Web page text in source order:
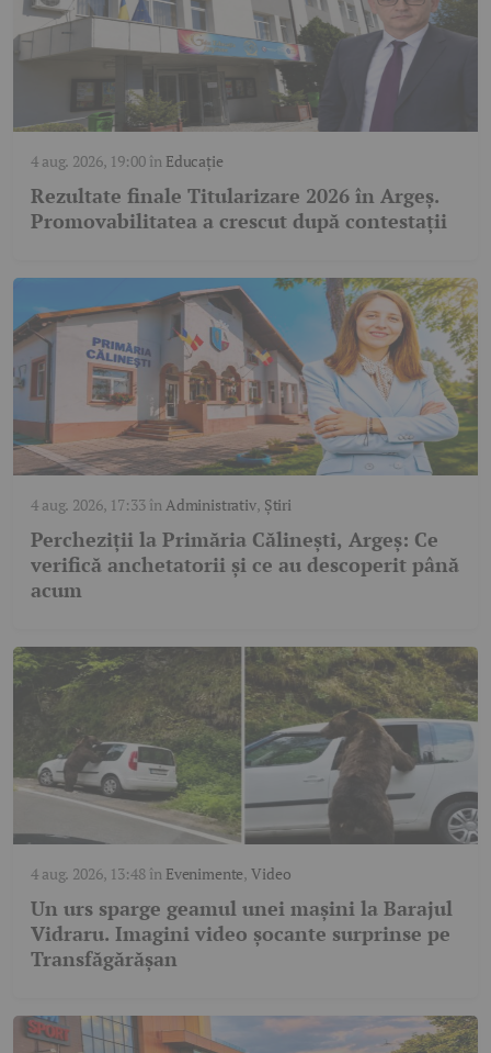
4 aug. 2026, 19:00în Educație
Rezultate finale Titularizare 2026 în Argeș.
Promovabilitatea a crescut după contestații
4 aug. 2026, 17:33înAdministrativ, Știri
Percheziții la Primăria Călinești, Argeș: Ce
verifică anchetatorii și ce au descoperit până
acum
4 aug. 2026, 13:48în Evenimente,Video
Un urs sparge geamul unei mașini la Barajul
Vidraru. Imagini video șocante surprinse pe
Transfăgărășan